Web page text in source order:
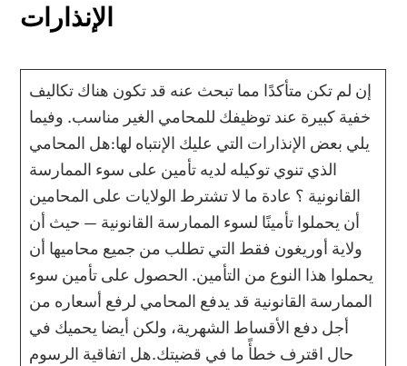
الإنذارات
إن لم تكن متأكدًا مما تبحث عنه قد تكون هناك تكاليف
خفية كبيرة عند توظيفك للمحامي الغير مناسب. وفيما
يلي بعض الإنذارات التي عليك الإنتباه لها:هل المحامي
الذي تنوي توكيله لديه تأمين على سوء الممارسة
القانونية ؟ عادة ما لا تشترط الولايات على المحامين
أن يحملوا تأمينًا لسوء الممارسة القانونية — حيث أن
ولاية أوريغون فقط التي تطلب من جميع محاميها أن
يحملوا هذا النوع من التأمين. الحصول على تأمين سوء
الممارسة القانونية قد يدفع المحامي لرفع أسعاره من
أجل دفع الأقساط الشهرية، ولكن أيضا يحميك في
حال اقترف خطأً ما في قضيتك.هل اتفاقية الرسوم